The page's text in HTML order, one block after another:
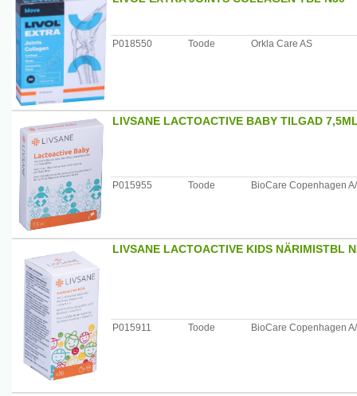
P018550 Toode Orkla Care AS
LIVSANE LACTOACTIVE BABY TILGAD
P015955 Toode BioCare Copenhagen
LIVSANE LACTOACTIVE KIDS NÄRIMISTBL
P015911 Toode BioCare Copenhagen